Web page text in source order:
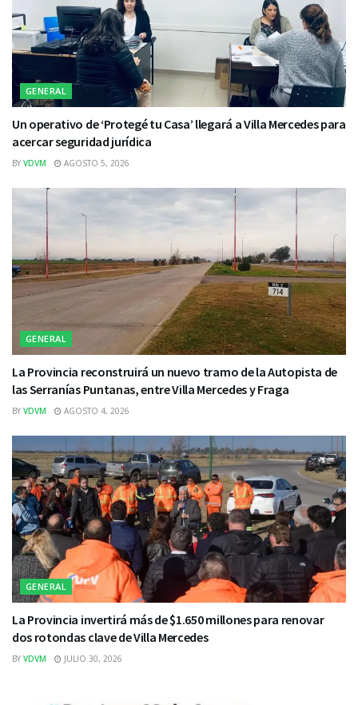
GENERAL
Un operativo de ‘Protegé tu Casa’ llegará a Villa Mercedes para
acercar seguridad jurídica
BY VDVM AGOSTO 5, 2026
GENERAL
La Provincia reconstruirá un nuevo tramo de la Autopista de
las Serranías Puntanas, entre Villa Mercedes y Fraga
BY VDVM AGOSTO 4, 2026
GENERAL
La Provincia invertirá más de $1.650 millones para renovar
dos rotondas clave de Villa Mercedes
BY VDVM JULIO 30, 2026